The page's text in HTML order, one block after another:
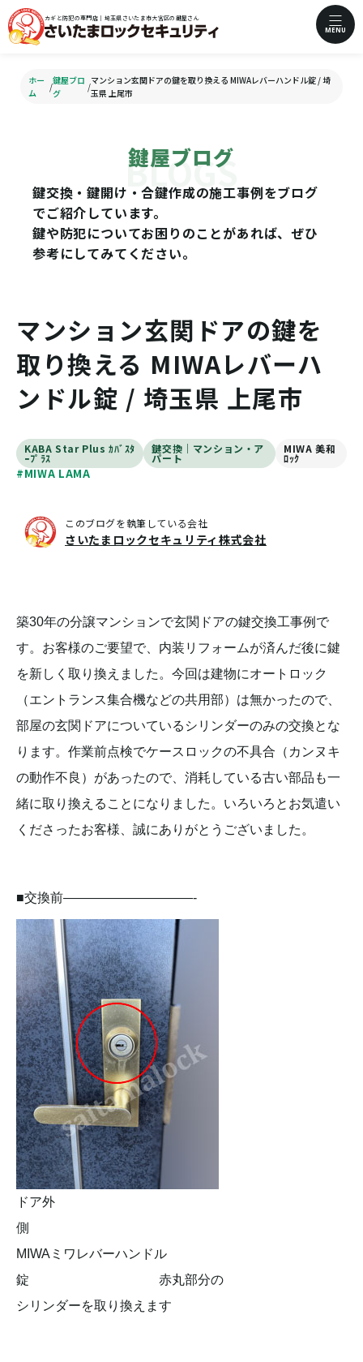
カギと防犯の専門店｜埼玉県さいたま市大宮区の鍵屋さん
MENU
ホー
ム
/
鍵屋ブロ
グ
/
マンション玄関ドアの鍵を取り換える MIWAレバーハンドル錠 / 埼
玉県 上尾市
鍵屋ブログ
鍵交換・鍵開け・合鍵作成の施工事例をブログ
でご紹介しています。
鍵や防犯についてお困りのことがあれば、ぜひ
参考にしてみてください。
マンション玄関ドアの鍵を
取り換える MIWAレバーハ
ンドル錠 / 埼玉県 上尾市
KABA Star Plus ｶﾊﾞｽﾀ
ｰﾌﾟﾗｽ
鍵交換｜マンション・ア
パート
MIWA 美和
ﾛｯｸ
#MIWA LAMA
このブログを執筆している会社
さいたまロックセキュリティ株式会社
築30年の分譲マンションで玄関ドアの鍵交換工事例で
す。お客様のご要望で、内装リフォームが済んだ後に鍵
を新しく取り換えました。今回は建物にオートロック
（エントランス集合機などの共用部）は無かったので、
部屋の玄関ドアについているシリンダーのみの交換とな
ります。作業前点検でケースロックの不具合（カンヌキ
の動作不良）があったので、消耗している古い部品も一
緒に取り換えることになりました。いろいろとお気遣い
くださったお客様、誠にありがとうございました。
■交換前——————————-
ドア外
側
MIWAミワレバーハンドル
錠 赤丸部分の
シリンダーを取り換えます